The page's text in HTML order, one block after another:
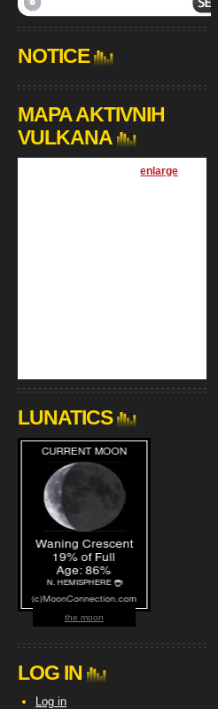
NOTICE
MAPA AKTIVNIH
VULKANA
[enlarge
LUNATICS
the moon
LOG IN
Log in